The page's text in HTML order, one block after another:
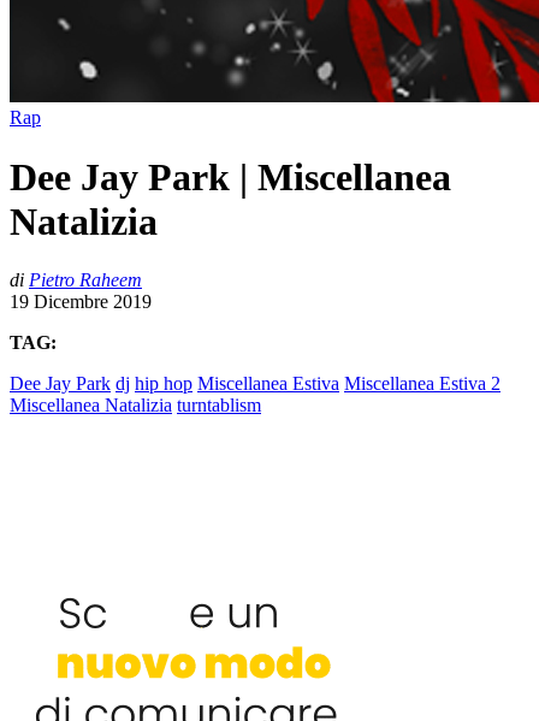
Rap
Dee Jay Park | Miscellanea
Natalizia
di Pietro Raheem
19 Dicembre 2019
TAG:
Dee Jay Park dj hip hop Miscellanea Estiva Miscellanea Estiva 2
Miscellanea Natalizia turntablism